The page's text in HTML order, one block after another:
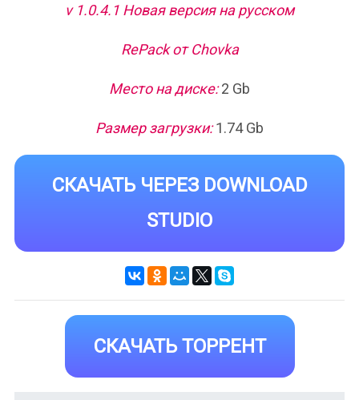
v 1.0.4.1 Новая версия на русском
RePack от Chovka
Место на диске:2 Gb
Размер загрузки:1.74 Gb
СКАЧАТЬ ЧЕРЕЗ DOWNLOAD
STUDIO
СКАЧАТЬ ТОРРЕНТ